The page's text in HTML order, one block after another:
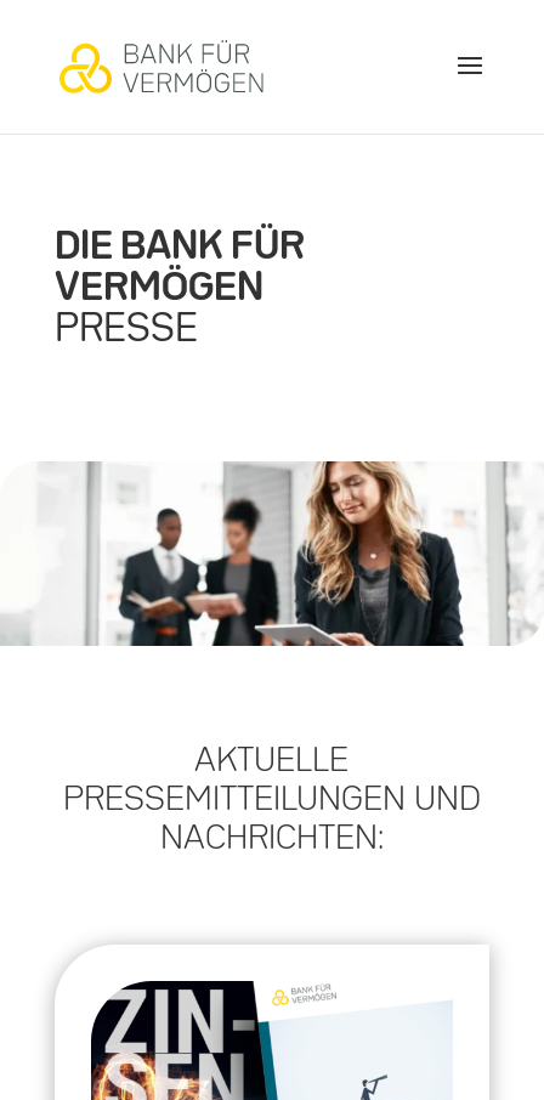
DIE BANK FÜR
VERMÖGEN
PRESSE
AKTUELLE
PRESSEMITTEILUNGEN UND
NACHRICHTEN: